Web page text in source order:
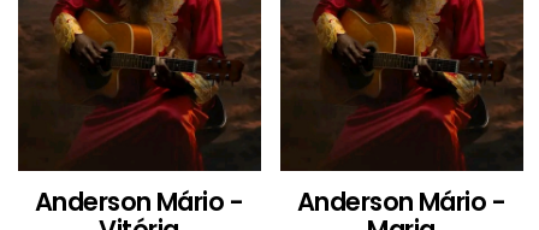
Anderson Mário - Anderson Mário -